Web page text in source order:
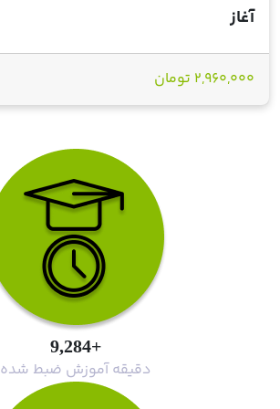
آغاز
2,960,000 تومان
+9,284
دقیقه آموزش ضبط شده